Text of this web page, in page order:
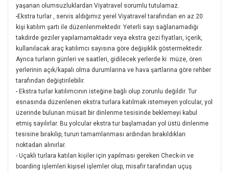
yaşanan olumsuzluklardan Viyatravel sorumlu tutulamaz.
-Ekstra turlar , servis aldığımız yerel Viyatravel tarafından en az 20
kişi katılım şartı ile düzenlenmektedir. Yeterli sayı sağlanamadığı
takdirde geziler yapılamamaktadır veya ekstra gezi fiyatları, içerik,
kullanılacak araç katılımcı sayısına göre değişiklik göstermektedir.
Ayrıca turların günleri ve saatleri, gidilecek yerlerde ki müze, ören
yerlerinin açık/kapalı olma durumlarına ve hava şartlarına göre rehber
tarafından değiştirilebilir.
- Ekstra turlar katılımcının isteğine bağlı olup zorunlu değildir. Tur
esnasında düzenlenen ekstra turlara katılmak istemeyen yolcular, yol
üzerinde bulunan müsait bir dinlenme tesisinde beklemeyi kabul
etmiş sayılırlar. Bu yolcular ekstra tur başlamadan yol üstü dinlenme
tesisine bırakılıp, turun tamamlanması ardından bırakıldıkları
noktadan alınırlar.
- Uçaklı turlara katılan kişiler için yapılması gereken Check-in ve
boarding işlemleri kişisel işlemler olup, misafir tarafından uçuş